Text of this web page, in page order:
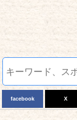
facebook X